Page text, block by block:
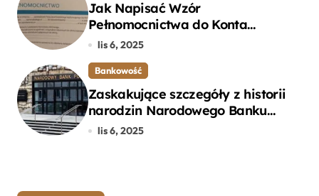
Jak Napisać Wzór
Pełnomocnictwa do Konta
Bankowego – Praktyczny
lis 6, 2025
Bankowość
Zaskakujące szczegóły z historii
narodzin Narodowego Banku
Polskiego, o których mogłeś nie
lis 6, 2025